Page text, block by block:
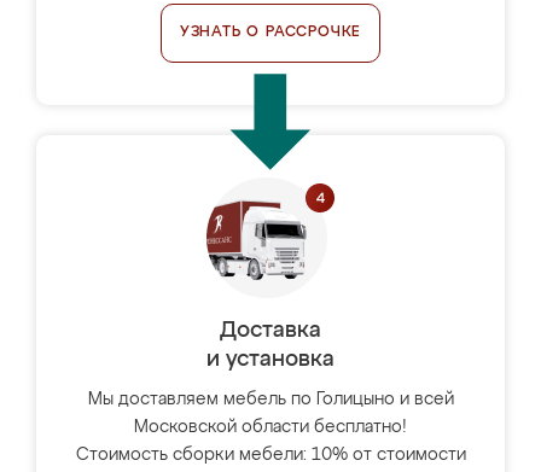
УЗНАТЬ О РАССРОЧКЕ
Доставка
и установка
Мы доставляем мебель по Голицыно и всей
Московской области бесплатно!
Стоимость сборки мебели: 10% от стоимости